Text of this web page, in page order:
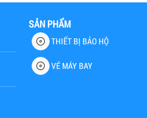
SẢN PHẨM
THIẾT BỊ BẢO HỘ
VÉ MÁY BAY